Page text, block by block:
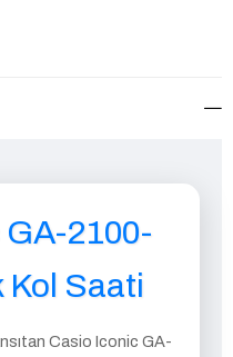
2100-
Kol Saati
Casio Iconic GA-